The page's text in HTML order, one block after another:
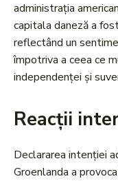
administrația
capitala daneză a
reflectând un
împotriva a ceea ce
independenței și
Reacții
Declararea intenției
Groenlanda a